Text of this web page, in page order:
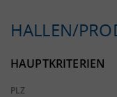
HALLEN/
HAUPTKRITERIEN
PLZ